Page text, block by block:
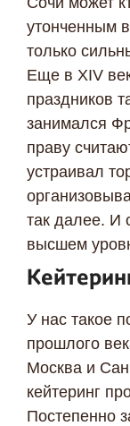
утонченным
только
Еще в XIV
праздников
занимался
праву
устраивал
так далее. И
высшем
У нас такое
прошлого
Москва и
кейтеринг
Постепенно